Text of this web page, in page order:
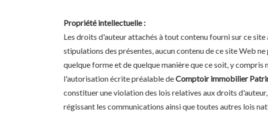
Propriété intellectuelle :
Les droits d'auteur attachés à tout contenu fourni sur ce
stipulations des présentes, aucun contenu de ce site Web
quelque forme et de quelque manière que ce soit, y
l'autorisation écrite préalable deComptoir immobilier
constituer une violation des lois relatives aux droits
régissant les communications ainsi que toutes autres lois